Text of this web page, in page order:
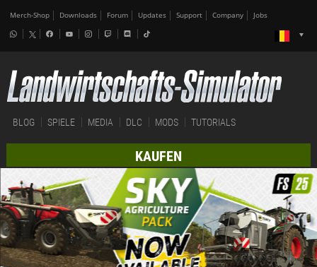
Merch-Shop Downloads Forum Updates Support Company Jobs
BLOG SPIELE MEDIA DLC MODS TUTORIALS
KAUFEN